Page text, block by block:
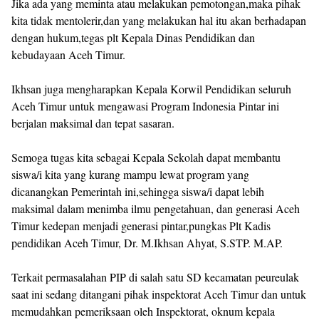
Jika ada yang meminta atau melakukan pemotongan,maka pihak
kita tidak mentolerir,dan yang melakukan hal itu akan berhadapan
dengan hukum,tegas plt Kepala Dinas Pendidikan dan
kebudayaan Aceh Timur.
Ikhsan juga mengharapkan Kepala Korwil Pendidikan seluruh
Aceh Timur untuk mengawasi Program Indonesia Pintar ini
berjalan maksimal dan tepat sasaran.
Semoga tugas kita sebagai Kepala Sekolah dapat membantu
siswa/i kita yang kurang mampu lewat program yang
dicanangkan Pemerintah ini,sehingga siswa/i dapat lebih
maksimal dalam menimba ilmu pengetahuan, dan generasi Aceh
Timur kedepan menjadi generasi pintar,pungkas Plt Kadis
pendidikan Aceh Timur, Dr. M.Ikhsan Ahyat, S.STP. M.AP.
Terkait permasalahan PIP di salah satu SD kecamatan peureulak
saat ini sedang ditangani pihak inspektorat Aceh Timur dan untuk
memudahkan pemeriksaan oleh Inspektorat, oknum kepala